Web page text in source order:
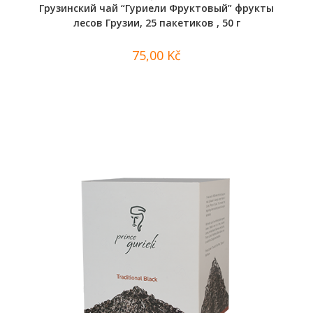
Грузинский чай “Гуриели Фруктовый” фрукты
лесов Грузии, 25 пакетиков , 50 г
75,00 Kč